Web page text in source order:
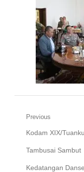
Navigasi
pos
Previous
Previous
post:
Kodam XIX/Tuanku
Tambusai Sambut
Kedatangan